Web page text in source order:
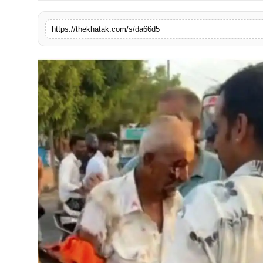
लाइफस्टाइल
अंतर्राष्ट्रीय
https://thekhatak.com/s/da66d5